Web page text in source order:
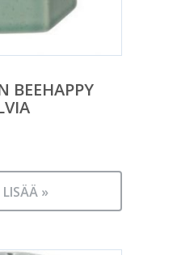
BEEHAPPY
LISÄÄ »